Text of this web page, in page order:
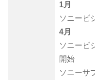
1月
ソニービ
4月
ソニービ
開始
ソニーサ